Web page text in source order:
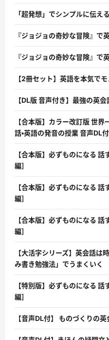
「超発想」でシンプルに伝え
『ジョジョの奇妙な冒険』で
『ジョジョの奇妙な冒険』で
【2冊セット】英語を本気で
【DL版 音声付き】最強の英会
【合本版】カラー改訂版 世界
話・英語の発音の授業 音声DL付
【合本版】必ずものになる 話
編］
【合本版】必ずものになる 話
編］
【合本版】必ずものになる 話
編］
【大活字シリーズ】英会話は
み書き勉強法」でうまくいく
【特別版】必ずものになる
編］
【音声DL付】 ものづくりの